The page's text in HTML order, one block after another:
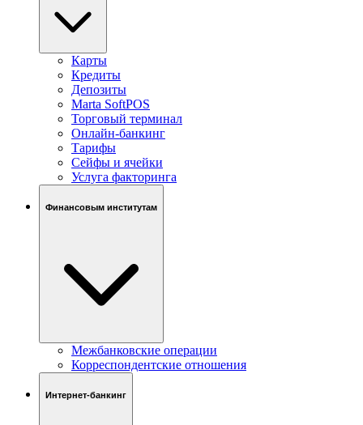
Карты
Кредиты
Депозиты
Marta SoftPOS
Торговый терминал
Онлайн-банкинг
Тарифы
Сейфы и ячейки
Услуга факторинга
Финансовым институтам
Межбанковские операции
Корреспондентские отношения
Интернет-банкинг